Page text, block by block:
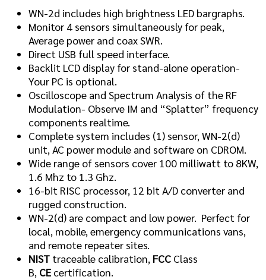
WN-2d includes high brightness LED bargraphs.
Monitor 4 sensors simultaneously for peak,
Average power and coax SWR.
Direct USB full speed interface.
Backlit LCD display for stand-alone operation-
Your PC is optional.
Oscilloscope and Spectrum Analysis of the RF
Modulation- Observe IM and “Splatter” frequency
components realtime.
Complete system includes (1) sensor, WN-2(d)
unit, AC power module and software on CDROM.
Wide range of sensors cover 100 milliwatt to 8KW,
1.6 Mhz to 1.3 Ghz.
16-bit RISC processor, 12 bit A/D converter and
rugged construction.
WN-2(d) are compact and low power. Perfect for
local, mobile, emergency communications vans,
and remote repeater sites.
NIST traceable calibration, FCC Class
B, CE certification.